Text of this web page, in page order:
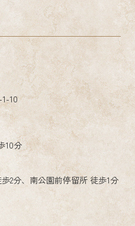
10
10分
2分、南公園前停留所 徒歩1分